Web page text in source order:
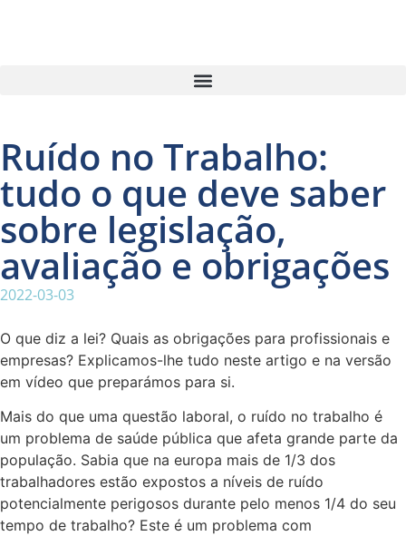
Ruído no Trabalho:
tudo o que deve saber
sobre legislação,
avaliação e obrigações
2022-03-03
O que diz a lei? Quais as obrigações para profissionais e
empresas? Explicamos-lhe tudo neste artigo e na versão
em vídeo que preparámos para si.
Mais do que uma questão laboral, o ruído no trabalho é
um problema de saúde pública que afeta grande parte da
população. Sabia que na europa mais de 1/3 dos
trabalhadores estão expostos a níveis de ruído
potencialmente perigosos durante pelo menos 1/4 do seu
tempo de trabalho? Este é um problema com